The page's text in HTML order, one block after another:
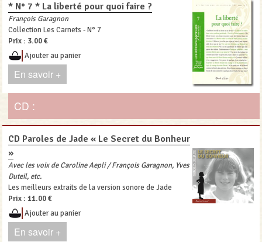
* N° 7 * La liberté pour quoi faire ?
François Garagnon
Collection Les Carnets - N° 7
Prix : 3.00 €
Ajouter au panier
En savoir +
CD :
CD Paroles de Jade « Le Secret du Bonheur
»
Avec les voix de Caroline Aepli / François Garagnon, Yves
Duteil, etc.
Les meilleurs extraits de la version sonore de Jade
Prix :11.00 €
Ajouter au panier
En savoir +